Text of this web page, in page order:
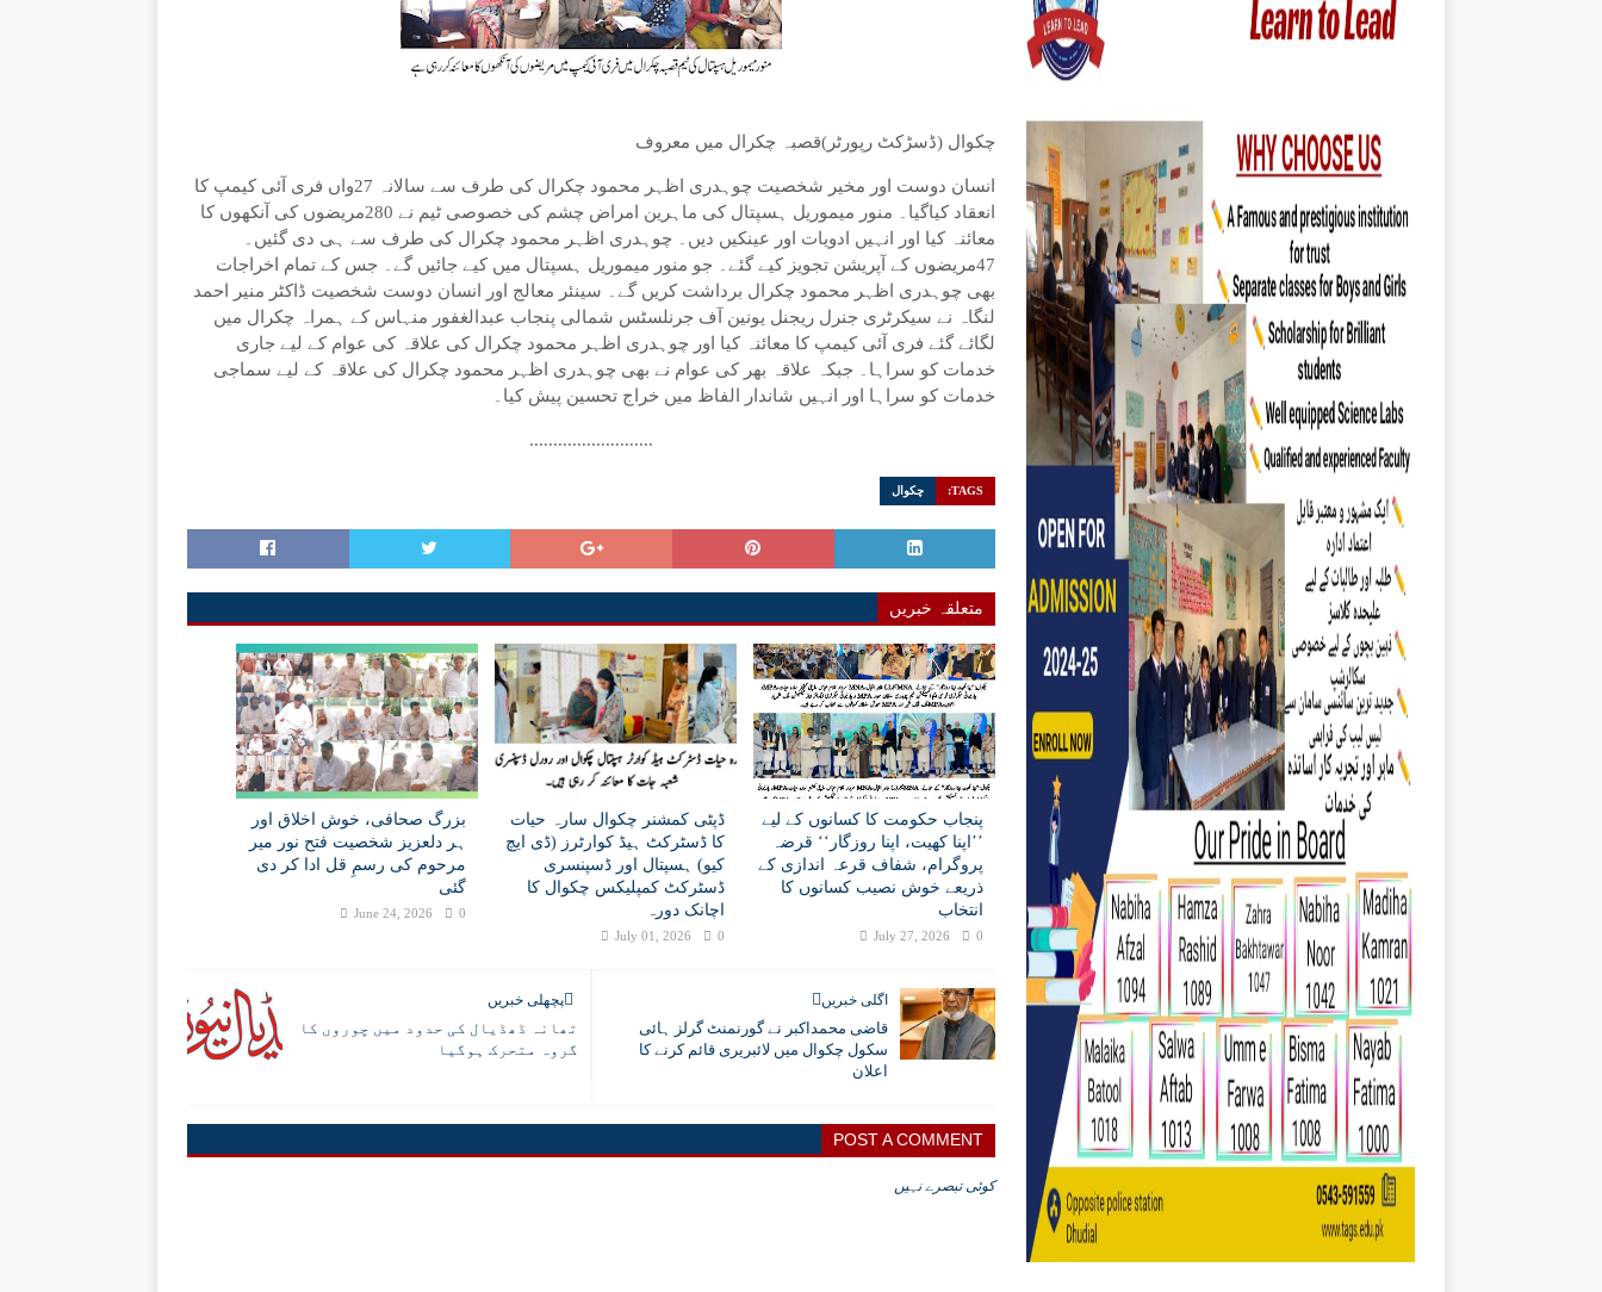
چکوال (ڈسڑکٹ رپورٹر)قصبہ چکرال میں معروف
انسان دوست اور مخیر شخصیت چوہدری اظہر محمود چکرال کی طرف سے سالانہ 27واں فری آئی کیمپ کا
انعقاد کیاگیا۔ منور میموریل ہسپتال کی ماہرین امراض چشم کی خصوصی ٹیم نے 280مریضوں کی آنکھوں کا
معائنہ کیا اور انہیں ادویات اور عینکیں دیں۔ چوہدری اظہر محمود چکرال کی طرف سے ہی دی گئیں۔
47مریضوں کے آپریشن تجویز کیے گئے۔ جو منور میموریل ہسپتال میں کیے جائیں گے۔ جس کے تمام اخراجات
بھی چوہدری اظہر محمود چکرال برداشت کریں گے۔ سینئر معالج اور انسان دوست شخصیت ڈاکٹر منیر احمد
لنگاہ نے سیکرٹری جنرل ریجنل یونین آف جرنلسٹس شمالی پنجاب عبدالغفور منہاس کے ہمراہ چکرال میں
لگائے گئے فری آئی کیمپ کا معائنہ کیا اور چوہدری اظہر محمود چکرال کی علاقہ کی عوام کے لیے جاری
خدمات کو سراہا۔ جبکہ علاقہ بھر کی عوام نے بھی چوہدری اظہر محمود چکرال کی علاقہ کے لیے سماجی
خدمات کو سراہا اور انہیں شاندار الفاظ میں خراج تحسین پیش کیا۔
..........................
TAGS: چکوال
متعلقہ خبریں
پنجاب حکومت کا کسانوں کے لیے
’’اپنا کھیت، اپنا روزگار‘‘ قرضہ
پروگرام، شفاف قرعہ اندازی کے
ذریعے خوش نصیب کسانوں کا
انتخاب
July 27, 2026 0
ڈپٹی کمشنر چکوال سارہ حیات
کا ڈسٹرکٹ ہیڈ کوارٹرز (ڈی ایچ
کیو) ہسپتال اور ڈسپنسری
ڈسٹرکٹ کمپلیکس چکوال کا
اچانک دورہ
July 01, 2026 0
بزرگ صحافی، خوش اخلاق اور
ہر دلعزیز شخصیت فتح نور میر
مرحوم کی رسمِ قل ادا کر دی
گئی
June 24, 2026 0
اگلی خبریں
قاضی محمداکبر نے گورنمنٹ گرلز ہائی
سکول چکوال میں لائبریری قائم کرنے کا
اعلان
پچھلی خبریں
تھانہ ڈھڈیال کی حدود میں چوروں کا
گروہ متحرک ہوگیا
POST A COMMENT
کوئی تبصرے نہیں